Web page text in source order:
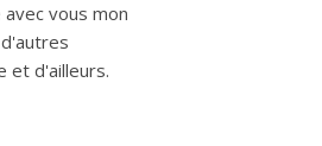
vous mon
et d'ailleurs.